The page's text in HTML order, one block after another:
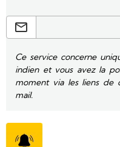
Ce service concerne
indien et vous avez la
moment via les liens de
mail.